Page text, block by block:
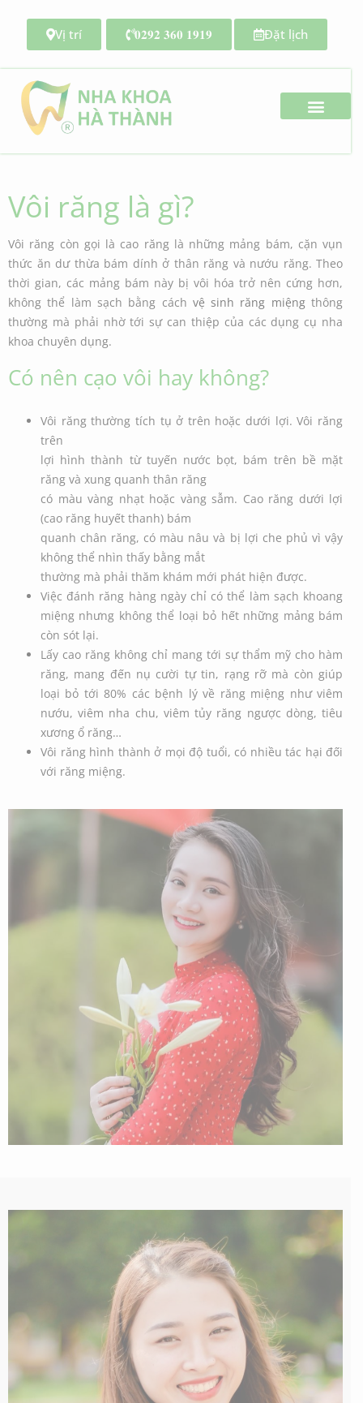
Vị trí 𝟎𝟐𝟗𝟐 𝟑𝟔𝟎 𝟏𝟗𝟏𝟗 Đặt lịch
Vôi răng là gì?
Vôi răng còn gọi là cao răng là những mảng bám, cặn vụn
thức ăn dư thừa bám dính ở thân răng và nướu răng. Theo
thời gian, các mảng bám này bị vôi hóa trở nên cứng hơn,
không thể làm sạch bằng cách vệ sinh răng miệngthông
thường mà phải nhờ tới sự can thiệp của các dụng cụ nha
khoa chuyên dụng.
Có nên cạo vôi hay không?
Vôi răng thường tích tụ ở trên hoặc dưới lợi. Vôi răng
trên
lợi hình thành từ tuyến nước bọt, bám trên bề mặt
răng và xung quanh thân răng
có màu vàng nhạt hoặc vàng sẫm. Cao răng dưới lợi
(cao răng huyết thanh) bám
quanh chân răng, có màu nâu và bị lợi che phủ vì vậy
không thể nhìn thấy bằng mắt
thường mà phải thăm khám mới phát hiện được.
Việc đánh răng hàng ngày chỉ có thể làm sạch khoang
miệng nhưng không thể loại bỏ hết những mảng bám
còn sót lại.
Lấy cao răng không chỉ mang tới sự thẩm mỹ cho hàm
răng, mang đến nụ cười tự tin, rạng rỡ mà còn giúp
loại bỏ tới 80% các bệnh lý về răng miệng như viêm
nướu, viêm nha chu, viêm tủy răng ngược dòng, tiêu
xương ổ răng…
Vôi răng hình thành ở mọi độ tuổi, có nhiều tác hại đối
với răng miệng.